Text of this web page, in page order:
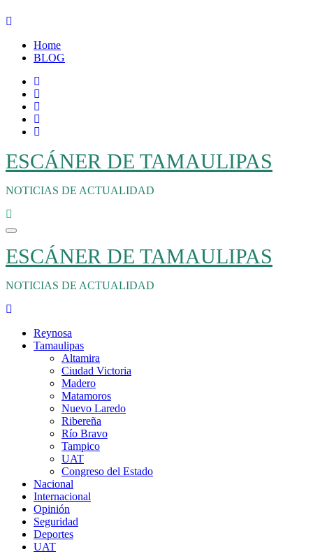
Ir
contenidoHome
BLOG
ESCÁNER DE TAMAULIPAS
NOTICIAS DE ACTUALIDAD
ESCÁNER DE TAMAULIPAS
NOTICIAS DE ACTUALIDAD
Reynosa
Tamaulipas
Altamira
Ciudad Victoria
Madero
Matamoros
Nuevo Laredo
Ribereña
Río Bravo
Tampico
UAT
Congreso del Estado
Nacional
Internacional
Opinión
Seguridad
Deportes
UAT